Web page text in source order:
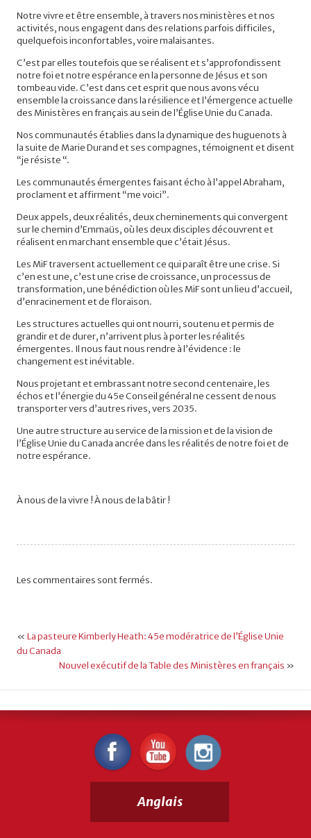
Notre vivre et être ensemble, à travers nos ministères et nos
activités, nous engagent dans des relations parfois difficiles,
quelquefois inconfortables, voire malaisantes.
C’est par elles toutefois que se réalisent et s’approfondissent
notre foi et notre espérance en la personne de Jésus et son
tombeau vide. C’est dans cet esprit que nous avons vécu
ensemble la croissance dans la résilience et l’émergence actuelle
des Ministères en français au sein de l’Église Unie du Canada.
Nos communautés établies dans la dynamique des huguenots à
la suite de Marie Durand et ses compagnes, témoignent et disent
“je résiste “.
Les communautés émergentes faisant écho à l’appel Abraham,
proclament et affirment “me voici”.
Deux appels, deux réalités, deux cheminements qui convergent
sur le chemin d’Emmaüs, où les deux disciples découvrent et
réalisent en marchant ensemble que c’était Jésus.
Les MiF traversent actuellement ce qui paraît être une crise. Si
c’en est une, c’est une crise de croissance, un processus de
transformation, une bénédiction où les MiF sont un lieu d’accueil,
d’enracinement et de floraison.
Les structures actuelles qui ont nourri, soutenu et permis de
grandir et de durer, n’arrivent plus à porter les réalités
émergentes. Il nous faut nous rendre à l’évidence : le
changement est inévitable.
Nous projetant et embrassant notre second centenaire, les
échos et l’énergie du 45e Conseil général ne cessent de nous
transporter vers d’autres rives, vers 2035.
Une autre structure au service de la mission et de la vision de
l’Église Unie du Canada ancrée dans les réalités de notre foi et de
notre espérance.
À nous de la vivre ! À nous de la bâtir !
Les commentaires sont fermés.
« La pasteure Kimberly Heath: 45e modératrice de l’Église Unie
du Canada
Nouvel exécutif de la Table des Ministères en français »
Anglais